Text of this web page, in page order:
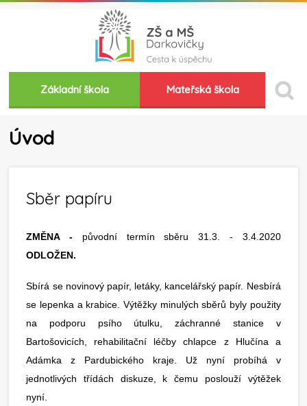
Základní škola Mateřská škola
Úvod
Sběr papíru
ZMĚNA - původní termín sběru 31.3. - 3.4.2020
ODLOŽEN.
Sbírá se novinový papír, letáky, kancelářský papír. Nesbírá
se lepenka a krabice. Výtěžky minulých sběrů byly použity
na podporu psího útulku, záchranné stanice v
Bartošovicích, rehabilitační léčby chlapce z Hlučína a
Adámka z Pardubického kraje. Už nyní probíhá v
jednotlivých třídách diskuze, k čemu poslouží výtěžek
nyní.